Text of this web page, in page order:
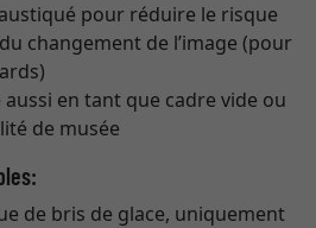
pour réduire le risque
changement de l’image (pour
en tant que cadre vide ou
de musée
de bris de glace, uniquement